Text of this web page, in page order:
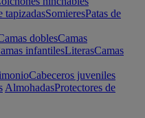
tapizadasSomieresPatas de
doblesCamas
infantilesLiterasCamas
Cabeceros juveniles
AlmohadasProtectores de